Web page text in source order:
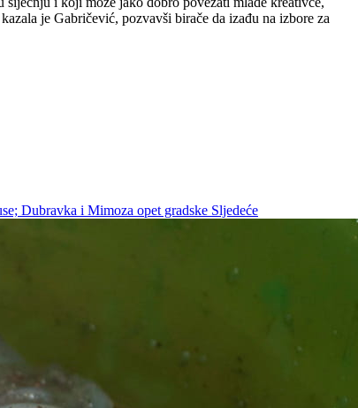
je Gabričević, pozvavši birače da izađu na izbore za
Dubravka i Mimoza opet gradske Sljedeće